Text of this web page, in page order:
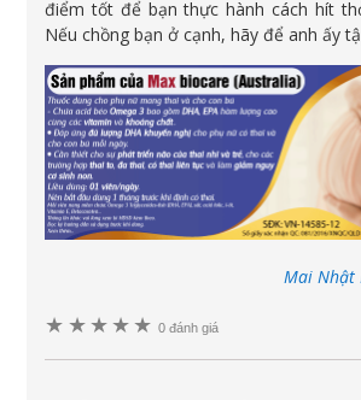
điểm tốt để bạn thực hành cách hít
Nếu chồng bạn ở cạnh, hãy để anh ấy
Mai Nhật
★ ★★★★ 0 đánh giá